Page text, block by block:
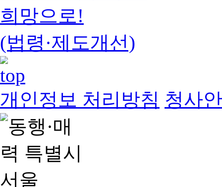
희망으로!
(법령·제도개선)
개인정보 처리방침 청사